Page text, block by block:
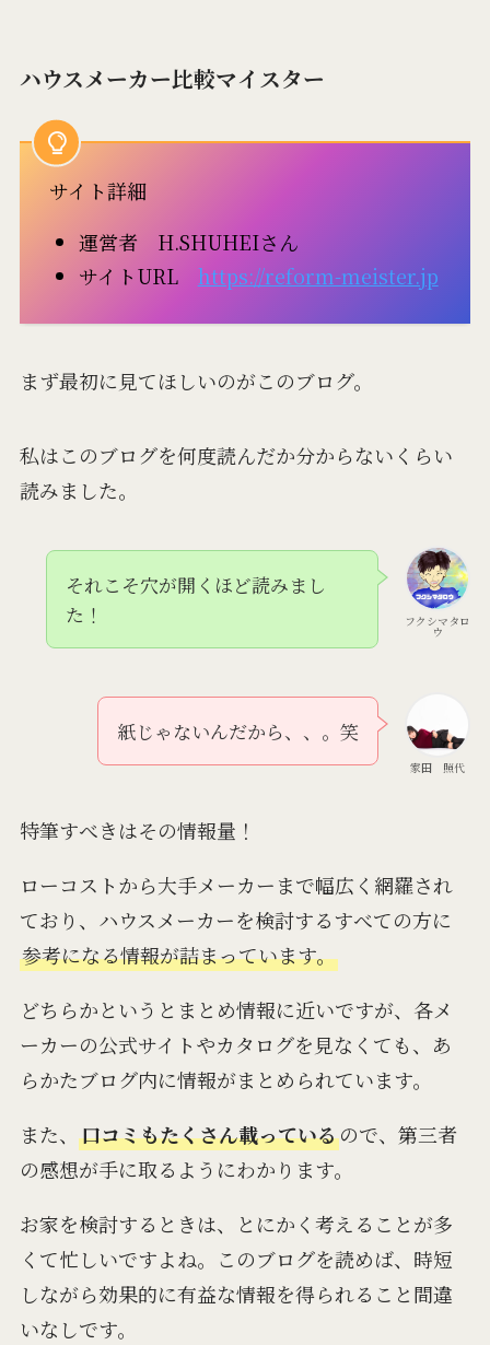
ハウスメーカー比較マイスター
サイト詳細
運営者 H.SHUHEIさん
サイトURL https://reform-meister.jp
まず最初に見てほしいのがこのブログ。
私はこのブログを何度読んだか分からないくらい
読みました。
フクシマタロ
ウ
それこそ穴が開くほど読みまし
た！
家田 照代
紙じゃないんだから、、。笑
特筆すべきはその情報量！
ローコストから大手メーカーまで幅広く網羅され
ており、ハウスメーカーを検討するすべての方に
参考になる情報が詰まっています。
どちらかというとまとめ情報に近いですが、各メ
ーカーの公式サイトやカタログを見なくても、あ
らかたブログ内に情報がまとめられています。
また、 口コミもたくさん載っているので、第三者
の感想が手に取るようにわかります。
お家を検討するときは、とにかく考えることが多
くて忙しいですよね。このブログを読めば、時短
しながら効果的に有益な情報を得られること間違
いなしです。